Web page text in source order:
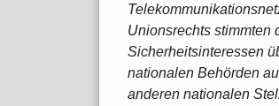
Unionsrechts stimmten
Sicherheitsinteressen
nationalen Behörden
anderen nationalen